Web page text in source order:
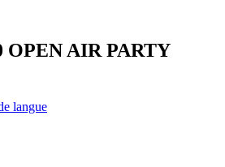
OPEN AIR PARTY
langue